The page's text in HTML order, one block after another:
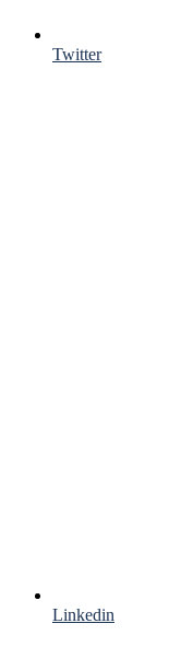
Twitter
Linkedin